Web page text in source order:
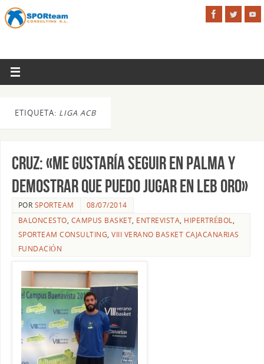
ETIQUETA: LIGA ACB
Cruz: «Me gustaría seguir en Palma y
demostrar que puedo jugar en LEB Oro»
POR SPORTEAM
08/07/2014
BALONCESTO, CAMPUS BASKET, ENTREVISTA, HIPERTRÉBOL,
SPORTEAM CONSULTING,VIII VERANO BASKET CAJACANARIAS
FUNDACIÓN